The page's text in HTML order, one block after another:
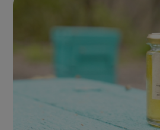
ハニーハンター
買い付けした「